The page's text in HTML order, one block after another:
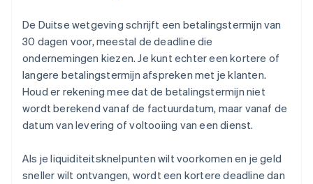
De Duitse wetgeving schrijft een betalingstermijn van
30 dagen voor, meestal de deadline die
ondernemingen kiezen. Je kunt echter een kortere of
langere betalingstermijn afspreken met je klanten.
Houd er rekening mee dat de betalingstermijn niet
wordt berekend vanaf de factuurdatum, maar vanaf de
datum van levering of voltooiing van een dienst.
Als je liquiditeitsknelpunten wilt voorkomen en je geld
sneller wilt ontvangen, wordt een kortere deadline dan